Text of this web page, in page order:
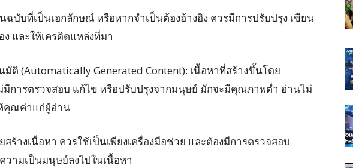
ฉบับที่เป็นเอกลักษณ์ หรือหากจำเป็นต้องอ้างอิง ควรมีการปรับปรุง เขียน
และให้เครดิตแหล่งที่มา
ติ (Automatically Generated Content): เนื้อหาที่สร้างขึ้นโดย
มีการตรวจสอบ แก้ไข หรือปรับปรุงจากมนุษย์ มักจะมีคุณภาพต่ำ อ่านไม่
คุณค่าแก่ผู้อ่าน
ร้างเนื้อหา ควรใช้เป็นเพียงเครื่องมือช่วย และต้องมีการตรวจสอบ
วามเป็นมนุษย์ลงไปในเนื้อหา